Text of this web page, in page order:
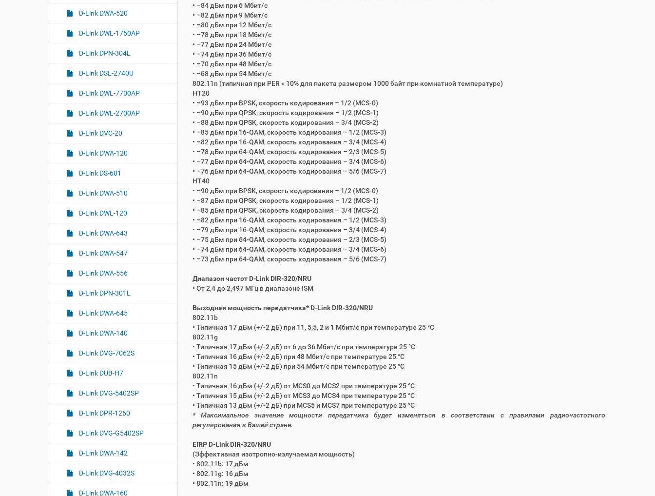
• –84 дБм при 6 Мбит/c
• –82 дБм при 9 Мбит/c
• –80 дБм при 12 Мбит/c
• –78 дБм при 18 Мбит/c
• –77 дБм при 24 Мбит/c
• –74 дБм при 36 Мбит/c
• –70 дБм при 48 Мбит/c
• –68 дБм при 54 Мбит/c
802.11n (типичная при PER < 10% для пакета размером 1000 байт при комнатной температуре)
HT20
• –93 дБм при BPSK, скорость кодирования – 1/2 (MCS-0)
• –90 дБм при QPSK, скорость кодирования – 1/2 (MCS-1)
• –88 дБм при QPSK, скорость кодирования – 3/4 (MCS-2)
• –85 дБм при 16-QAM, скорость кодирования – 1/2 (MCS-3)
• –82 дБм при 16-QAM, скорость кодирования – 3/4 (MCS-4)
• –78 дБм при 64-QAM, скорость кодирования – 2/3 (MCS-5)
• –77 дБм при 64-QAM, скорость кодирования – 3/4 (MCS-6)
• –76 дБм при 64-QAM, скорость кодирования – 5/6 (MCS-7)
HT40
• –90 дБм при BPSK, скорость кодирования – 1/2 (MCS-0)
• –87 дБм при QPSK, скорость кодирования – 1/2 (MCS-1)
• –85 дБм при QPSK, скорость кодирования – 3/4 (MCS-2)
• –82 дБм при 16-QAM, скорость кодирования – 1/2 (MCS-3)
• –79 дБм при 16-QAM, скорость кодирования – 3/4 (MCS-4)
• –75 дБм при 64-QAM, скорость кодирования – 2/3 (MCS-5)
• –74 дБм при 64-QAM, скорость кодирования – 3/4 (MCS-6)
• –73 дБм при 64-QAM, скорость кодирования – 5/6 (MCS-7)
Диапазон частот D-Link DIR-320/NRU
• От 2,4 до 2,497 МГц в диапазоне ISM
Выходная мощность передатчика* D-Link DIR-320/NRU
802.11b
• Типичная 17 дБм (+/-2 дБ) при 11, 5,5, 2 и 1 Мбит/с при температуре 25 °C
802.11g
• Типичная 17 дБм (+/-2 дБ) от 6 до 36 Мбит/с при температуре 25 °C
• Типичная 16 дБм (+/-2 дБ) при 48 Мбит/с при температуре 25 °C
• Типичная 15 дБм (+/-2 дБ) при 54 Мбит/с при температуре 25 °C
802.11n
• Типичная 16 дБм (+/-2 дБ) от MCS0 до MCS2 при температуре 25 °C
• Типичная 15 дБм (+/-2 дБ) от MCS3 до MCS4 при температуре 25 °C
• Типичная 13 дБм (+/-2 дБ) при MCS5 и MCS7 при температуре 25 °C
* Максимальное значение мощности передатчика будет изменяться в соответствии с правилами радиочастотного
регулирования в Вашей стране.
EIRP D-Link DIR-320/NRU
(Эффективная изотропно-излучаемая мощность)
• 802.11b: 17 дБм
• 802.11g: 16 дБм
• 802.11n: 19 дБм
D-Link DWA-520
D-Link DWL-1750AP
D-Link DPN-304L
D-Link DSL-2740U
D-Link DWL-7700AP
D-Link DWL-2700AP
D-Link DVC-20
D-Link DWA-120
D-Link DS-601
D-Link DWA-510
D-Link DWL-120
D-Link DWA-643
D-Link DWA-547
D-Link DWA-556
D-Link DPN-301L
D-Link DWA-645
D-Link DWA-140
D-Link DVG-7062S
D-Link DUB-H7
D-Link DVG-5402SP
D-Link DPR-1260
D-Link DVG-G5402SP
D-Link DWA-142
D-Link DVG-4032S
D-Link DWA-160